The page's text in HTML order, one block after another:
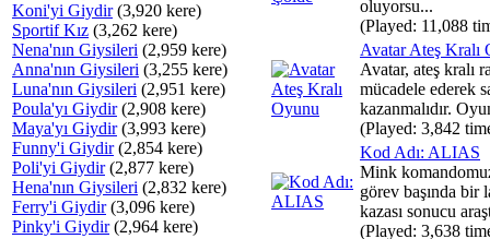
Koni'yi Giydir(3,920 kere)
Sportif Kız (3,262 kere)
Nena'nın Giysileri (2,959 kere)
Anna'nın Giysileri (3,255 kere)
Luna'nın Giysileri (2,951 kere)
Poula'yı Giydir(2,908 kere)
Maya'yı Giydir(3,993 kere)
Funny'i Giydir(2,854 kere)
Poli'yi Giydir(2,877 kere)
Hena'nın Giysileri (2,832 kere)
Ferry'i Giydir(3,096 kere)
Pinky'i Giydir(2,964 kere)
oluyorsu...
(Played: 11,088
Avatar Ateş Kralı
Avatar, ateş kralı
mücadele ederek
kazanmalıdır.
(Played: 3,842
Kod Adı: ALIAS
Mink
görev başında bir
kazası sonucu
(Played: 3,638